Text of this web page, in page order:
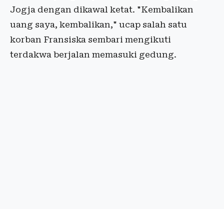
Jogja dengan dikawal ketat. "Kembalikan
uang saya, kembalikan," ucap salah satu
korban Fransiska sembari mengikuti
terdakwa berjalan memasuki gedung.